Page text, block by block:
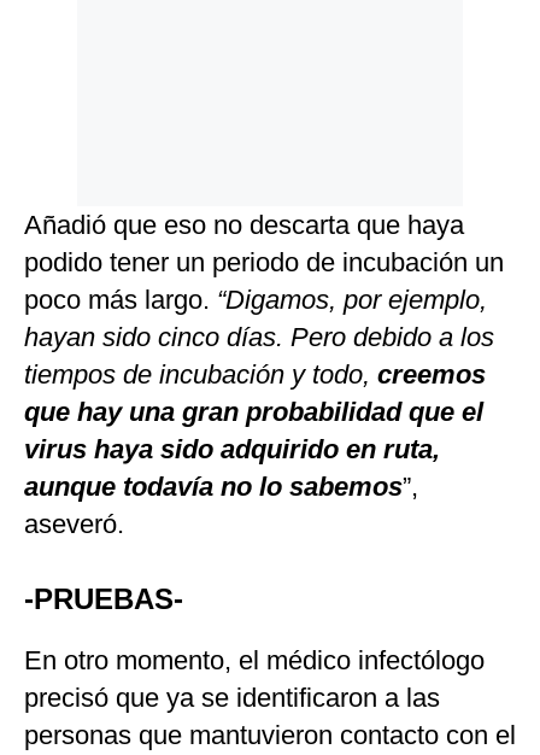
Añadió que eso no descarta que haya
podido tener un periodo de incubación un
poco más largo. “Digamos, por ejemplo,
hayan sido cinco días. Pero debido a los
tiempos de incubación y todo, creemos
que hay una gran probabilidad que el
virus haya sido adquirido en ruta,
aunque todavía no lo sabemos”,
aseveró.
-PRUEBAS-
En otro momento, el médico infectólogo
precisó que ya se identificaron a las
personas que mantuvieron contacto con el